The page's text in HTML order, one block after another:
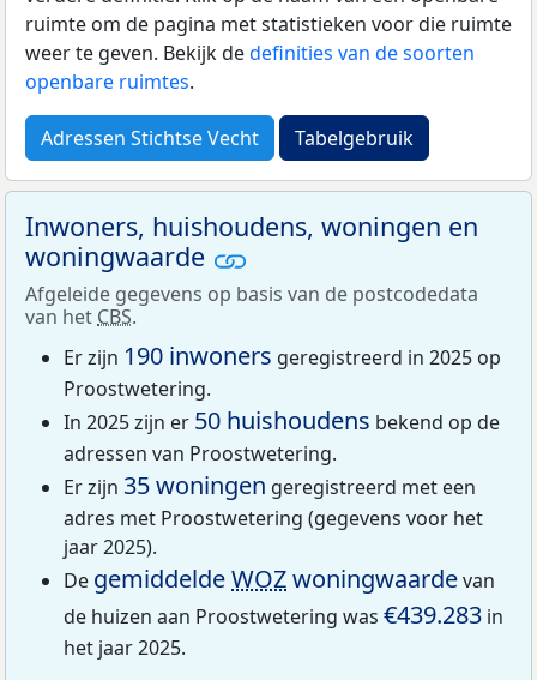
ruimte om de pagina met statistieken voor die ruimte
weer te geven. Bekijk dedefinities van de soorten
openbare ruimtes.
Adressen Stichtse Vecht Tabelgebruik
Inwoners, huishoudens, woningen en
woningwaarde
Afgeleide gegevens op basis van de postcodedata
van het CBS.
Er zijn 190 inwoners geregistreerd in 2025 op
Proostwetering.
In 2025 zijn er 50 huishoudens bekend op de
adressen van Proostwetering.
Er zijn 35 woningen geregistreerd met een
adres met Proostwetering (gegevens voor het
jaar 2025).
De gemiddeldeWOZwoningwaardevan
de huizen aan Proostwetering was €439.283 in
het jaar 2025.